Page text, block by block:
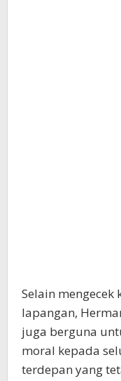
Selain
lapangan,
juga berguna
moral kepada
terdepan yang